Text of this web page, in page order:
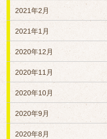
2021年2月
2021年1月
2020年12月
2020年11月
2020年10月
2020年9月
2020年8月